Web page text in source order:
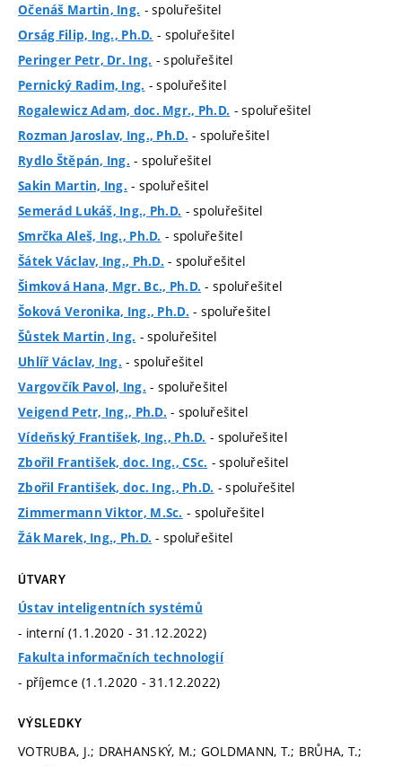
Očenáš Martin, Ing. - spoluřešitel
Orság Filip, Ing., Ph.D. - spoluřešitel
Peringer Petr, Dr. Ing. - spoluřešitel
Pernický Radim, Ing. - spoluřešitel
Rogalewicz Adam, doc. Mgr., Ph.D. - spoluřešitel
Rozman Jaroslav, Ing., Ph.D. - spoluřešitel
Rydlo Štěpán, Ing. - spoluřešitel
Sakin Martin, Ing. - spoluřešitel
Semerád Lukáš, Ing., Ph.D. - spoluřešitel
Smrčka Aleš, Ing., Ph.D. - spoluřešitel
Šátek Václav, Ing., Ph.D. - spoluřešitel
Šimková Hana, Mgr. Bc., Ph.D. - spoluřešitel
Šoková Veronika, Ing., Ph.D. - spoluřešitel
Šůstek Martin, Ing. - spoluřešitel
Uhlíř Václav, Ing. - spoluřešitel
Vargovčík Pavol, Ing. - spoluřešitel
Veigend Petr, Ing., Ph.D. - spoluřešitel
Vídeňský František, Ing., Ph.D. - spoluřešitel
Zbořil František, doc. Ing., CSc. - spoluřešitel
Zbořil František, doc. Ing., Ph.D. - spoluřešitel
Zimmermann Viktor, M.Sc. - spoluřešitel
Žák Marek, Ing., Ph.D. - spoluřešitel
ÚTVARY
Ústav inteligentních systémů
- interní (1.1.2020 - 31.12.2022)
Fakulta informačních technologií
- příjemce (1.1.2020 - 31.12.2022)
VÝSLEDKY
VOTRUBA, J.; DRAHANSKÝ, M.; GOLDMANN, T.; BRŮHA, T.;